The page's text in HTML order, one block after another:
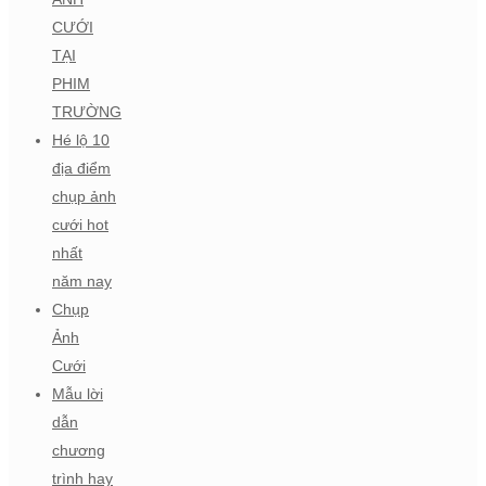
CƯỚI
TẠI
PHIM
TRƯỜNG
Hé lộ 10
địa điểm
chụp ảnh
cưới hot
nhất
năm nay
Chụp
Ảnh
Cưới
Mẫu lời
dẫn
chương
trình hay